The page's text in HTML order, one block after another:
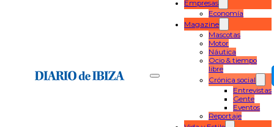
Empresas
Economía
Magazine
Mascotas
Motor
Náutica
Ocio & tiempo
libre
Crónica social
Entrevistas
Gente
Eventos
Reportaje